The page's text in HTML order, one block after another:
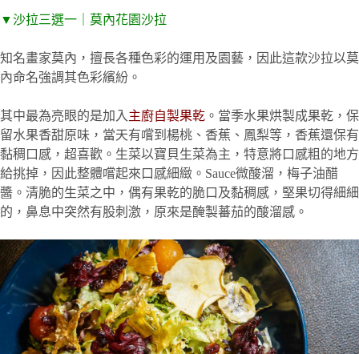
▼沙拉三選一｜莫內花園沙拉
知名畫家莫內，擅長各種色彩的運用及園藝，因此這款沙拉以莫
內命名強調其色彩繽紛。
其中最為亮眼的是加入 主廚自製果乾 。當季水果烘製成果乾，保
留水果香甜原味，當天有嚐到楊桃、香蕉、鳳梨等，香蕉還保有
黏稠口感，超喜歡。生菜以寶貝生菜為主，特意將口感粗的地方
給挑掉，因此整體嚐起來口感細緻。Sauce微酸溜，梅子油醋
醬。清脆的生菜之中，偶有果乾的脆口及黏稠感，堅果切得細細
的，鼻息中突然有股刺激，原來是醃製蕃茄的酸溜感。